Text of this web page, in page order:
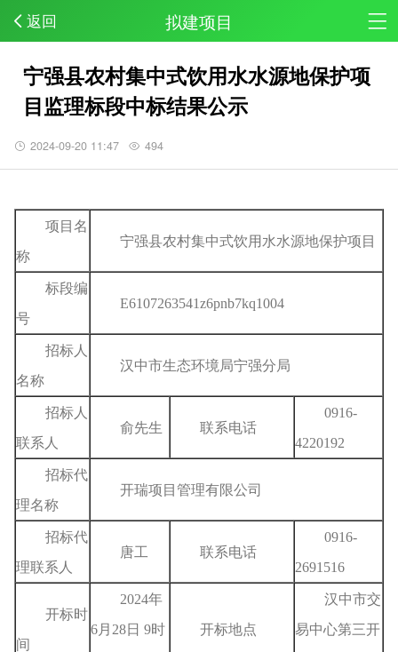
返回 拟建项目
宁强县农村集中式饮用水水源地保护项
目监理标段中标结果公示
2024-09-20 11:47 494
项目名
称
宁强县农村集中式饮用水水源地保护项目
标段编
号
E6107263541z6pnb7kq1004
招标人
名称
汉中市生态环境局宁强分局
招标人
联系人
俞先生 联系电话
0916-
4220192
招标代
理名称
开瑞项目管理有限公司
招标代
理联系人
唐工 联系电话
0916-
2691516
开标时
间
2024年
6月28日 9时
开标地点
汉中市交
易中心第三开